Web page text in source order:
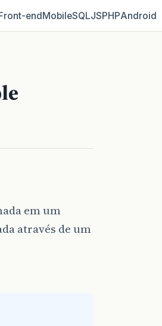
MobileSQLJSPHPAndroid
em um
através de um